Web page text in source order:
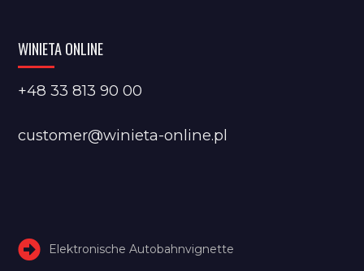
WINIETA ONLINE
+48 33 813 90 00
customer@winieta-online.pl
Elektronische Autobahnvignette